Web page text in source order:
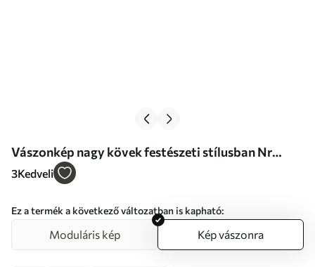
Vászonkép nagy kövek festészeti stílusban Nr
s47235
3Kedveli
Ez a termék a következő változatban is kapható:
Moduláris kép Kép vászonra